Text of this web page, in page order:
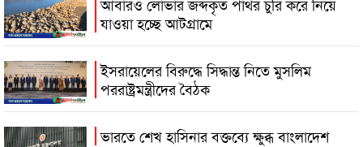
যাওয়া হচ্ছে আটগ্রামে
ইসরায়েলের বিরুদ্ধে সিদ্ধান্ত নিতে মুসলিম
পররাষ্ট্রমন্ত্রীদের বৈঠক
ভারতে শেখ হাসিনার বক্তব্যে ক্ষুব্ধ বাংলাদেশ